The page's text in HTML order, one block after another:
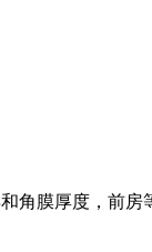
角膜厚度，前房